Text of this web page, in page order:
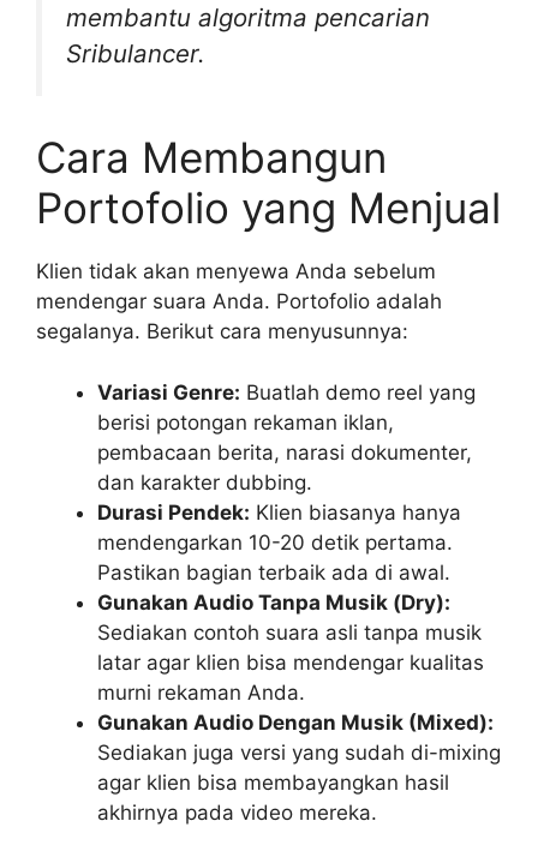
membantu algoritma pencarian
Sribulancer.
Cara Membangun
Portofolio yang Menjual
Klien tidak akan menyewa Anda sebelum
mendengar suara Anda. Portofolio adalah
segalanya. Berikut cara menyusunnya:
Variasi Genre: Buatlah demo reel yang
berisi potongan rekaman iklan,
pembacaan berita, narasi dokumenter,
dan karakter dubbing.
Durasi Pendek: Klien biasanya hanya
mendengarkan 10-20 detik pertama.
Pastikan bagian terbaik ada di awal.
Gunakan Audio Tanpa Musik (Dry):
Sediakan contoh suara asli tanpa musik
latar agar klien bisa mendengar kualitas
murni rekaman Anda.
Gunakan Audio Dengan Musik (Mixed):
Sediakan juga versi yang sudah di-mixing
agar klien bisa membayangkan hasil
akhirnya pada video mereka.